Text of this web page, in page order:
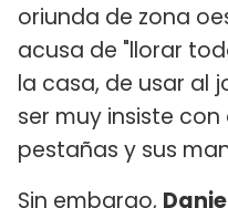
oriunda de zona
acusa de "llorar
la casa, de usar al
ser muy insiste con
pestañas y sus
Sin embargo,